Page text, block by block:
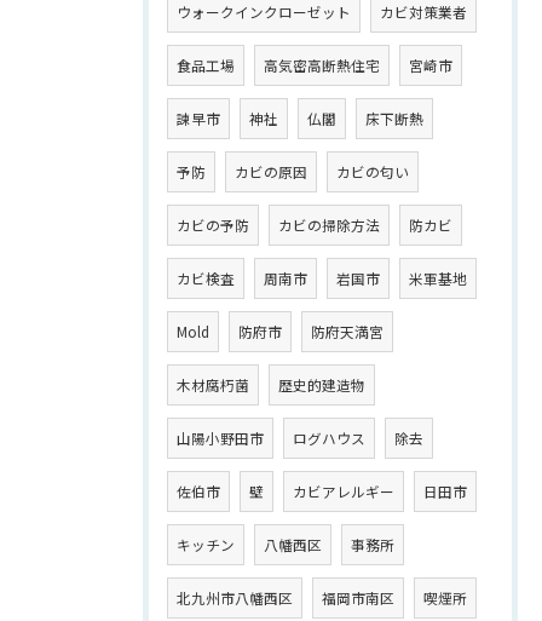
ウォークインクローゼット カビ対策業者
食品工場 高気密高断熱住宅 宮崎市
諫早市 神社 仏閣 床下断熱
予防 カビの原因 カビの匂い
カビの予防 カビの掃除方法 防カビ
カビ検査 周南市 岩国市 米軍基地
Mold 防府市 防府天満宮
木材腐朽菌 歴史的建造物
山陽小野田市 ログハウス 除去
佐伯市 壁 カビアレルギー 日田市
キッチン 八幡西区 事務所
北九州市八幡西区 福岡市南区 喫煙所